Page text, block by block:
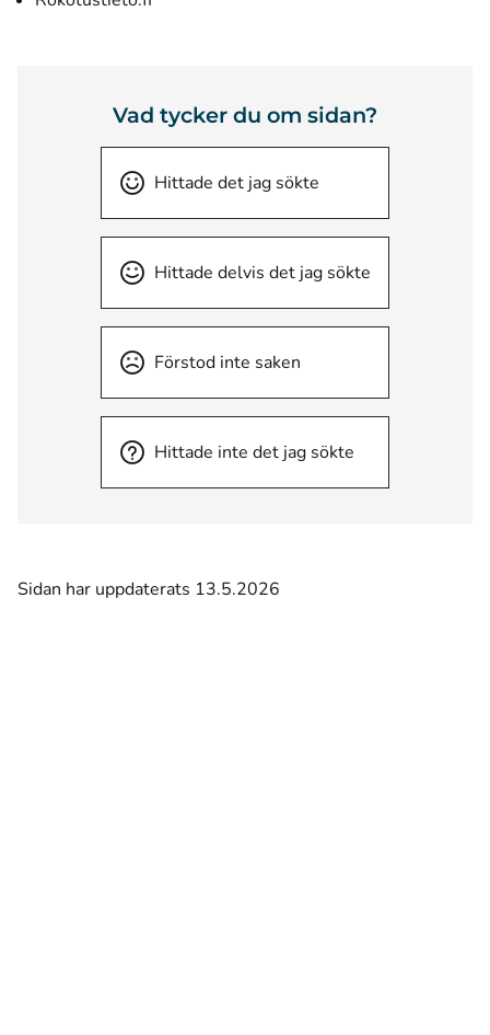
Vad tycker du om sidan?
Hittade det jag sökte
Hittade delvis det jag sökte
Förstod inte saken
Hittade inte det jag sökte
Sidan har uppdaterats 13.5.2026